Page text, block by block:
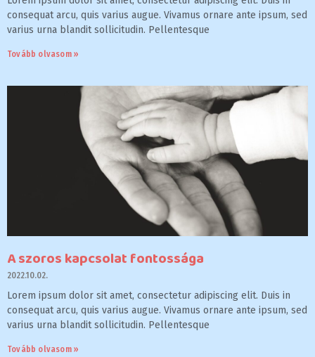
consequat arcu, quis varius augue. Vivamus ornare ante ipsum, sed
varius urna blandit sollicitudin. Pellentesque
Tovább olvasom »
A szoros kapcsolat fontossága
2022.10.02.
Lorem ipsum dolor sit amet, consectetur adipiscing elit. Duis in
consequat arcu, quis varius augue. Vivamus ornare ante ipsum, sed
varius urna blandit sollicitudin. Pellentesque
Tovább olvasom »